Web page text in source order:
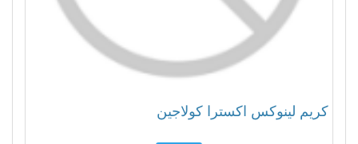
كريم لينوكس اكسترا كولاجين